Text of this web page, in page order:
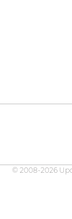
© 2008-2026